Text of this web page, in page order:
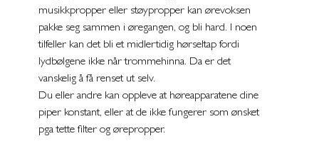
musikkpropper eller støypropper kan ørevoksen
pakke seg sammen i øregangen, og bli hard. I noen
tilfeller kan det bli et midlertidig hørseltap fordi
lydbølgene ikke når trommehinna. Da er det
vanskelig å få renset ut selv.
Du eller andre kan oppleve at høreapparatene dine
piper konstant, eller at de ikke fungerer som ønsket
pga tette filter og ørepropper.